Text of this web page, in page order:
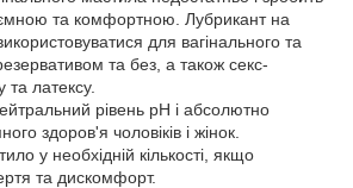
та комфортною. Лубрикант на
для вагінального та
та без, а також секс-
та латексу.
рівень pH і абсолютно
здоров'я чоловіків і жінок.
у необхідній кількості, якщо
та дискомфорт.